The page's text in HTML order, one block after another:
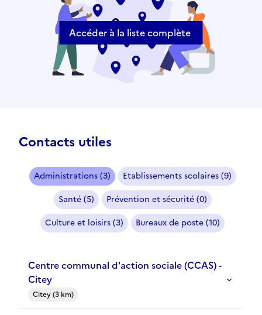
Accéder à la liste complète
Contacts utiles
Administrations (3)
Etablissements scolaires (9)
Santé (5)
Prévention et sécurité (0)
Culture et loisirs (3)
Bureaux de poste (10)
Centre communal d'action sociale (CCAS) -
Citey
Citey (3 km)